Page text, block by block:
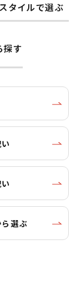
スタイルで選ぶ
探す
選ぶ